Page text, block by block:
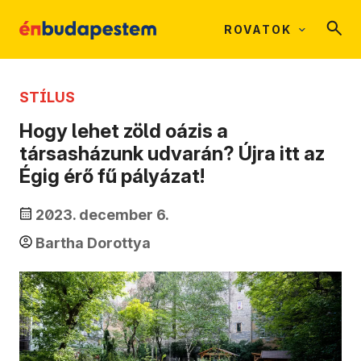
ROVATOK
STÍLUS
Hogy lehet zöld oázis a
társasházunk udvarán? Újra itt az
Égig érő fű pályázat!
2023. december 6.
Bartha Dorottya